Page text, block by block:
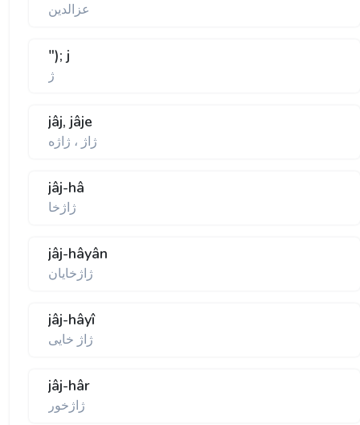
عزالدين
"); j
ژ
jâj, jâje
ژاژ ، ژاژه
jâj-hâ
ژاژخا
jâj-hâyân
ژاژخايان
jâj-hâyî
ژاژ خايی
jâj-hâr
ژاژخور